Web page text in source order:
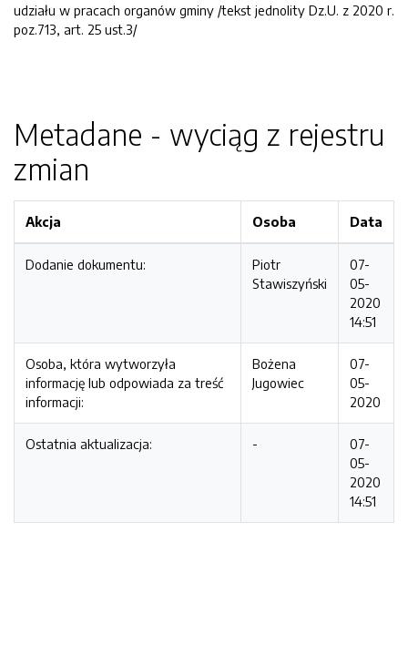
udziału w pracach organów gminy /tekst jednolity Dz.U. z 2020 r.
poz.713, art. 25 ust.3/
Metadane - wyciąg z rejestru
zmian
Akcja Osoba Data
Dodanie dokumentu:
Piotr
Stawiszyński
07-
05-
2020
14:51
Osoba, która wytworzyła
informację lub odpowiada za treść
informacji:
Bożena
Jugowiec
07-
05-
2020
Ostatnia aktualizacja: -
07-
05-
2020
14:51